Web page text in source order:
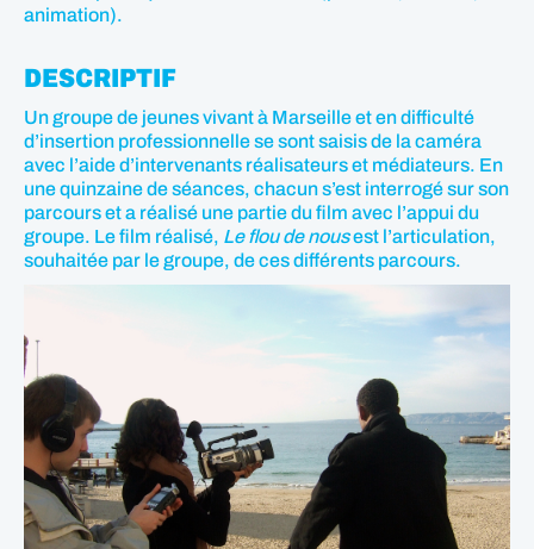
animation).
DESCRIPTIF
Un groupe de jeunes vivant à Marseille et en difficulté
d’insertion professionnelle se sont saisis de la caméra
avec l’aide d’intervenants réalisateurs et médiateurs. En
une quinzaine de séances, chacun s’est interrogé sur son
parcours et a réalisé une partie du film avec l’appui du
groupe. Le film réalisé, Le flou de nousest l’articulation,
souhaitée par le groupe, de ces différents parcours.